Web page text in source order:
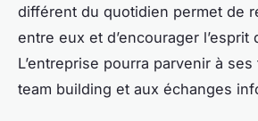
différent du quotidien permet de
entre eux et d’encourager l’esprit
L’entreprise pourra parvenir à
team building et aux échanges